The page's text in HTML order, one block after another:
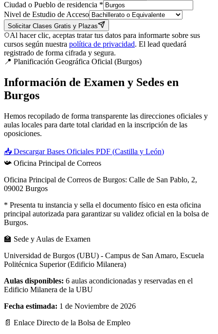
Ciudad o Pueblo de residencia *
Nivel de Estudio de Acceso
Solicitar Clases Gratis y Plazas
Al hacer clic, aceptas tratar tus datos para informarte sobre sus
cursos según nuestra política de privacidad. El lead quedará
registrado de forma cifrada y segura.
📍 Planificación Geográfica Oficial (Burgos)
Información de Examen y Sedes en
Burgos
Hemos recopilado de forma transparente las direcciones oficiales y
aulas locales para darte total claridad en la inscripción de las
oposiciones.
📥 Descargar Bases Oficiales PDF (Castilla y León)
📯 Oficina Principal de Correos
Oficina Principal de Correos de Burgos: Calle de San Pablo, 2,
09002 Burgos
* Presenta tu instancia y sella el documento físico en esta oficina
principal autorizada para garantizar su validez oficial en la bolsa de
Burgos.
🏫 Sede y Aulas de Examen
Universidad de Burgos (UBU) - Campus de San Amaro, Escuela
Politécnica Superior (Edificio Milanera)
Aulas disponibles: 6 aulas acondicionadas y reservadas en el
Edificio Milanera de la UBU
Fecha estimada: 1 de Noviembre de 2026
📄 Enlace Directo de la Bolsa de Empleo